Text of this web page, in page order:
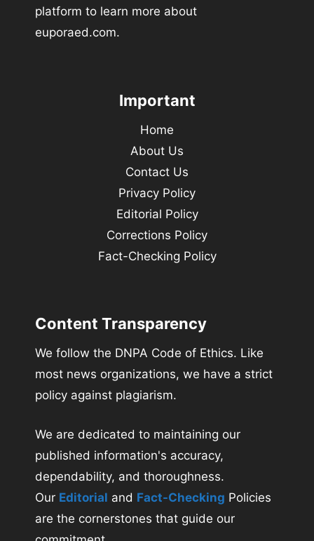
platform to learn more about
euporaed.com.
Important
Home
About Us
Contact Us
Privacy Policy
Editorial Policy
Corrections Policy
Fact-Checking Policy
Content Transparency
We follow the DNPA Code of Ethics. Like
most news organizations, we have a strict
policy against plagiarism.
We are dedicated to maintaining our
published information's accuracy,
dependability, and thoroughness.
Our Editorial and Fact-Checking Policies
are the cornerstones that guide our